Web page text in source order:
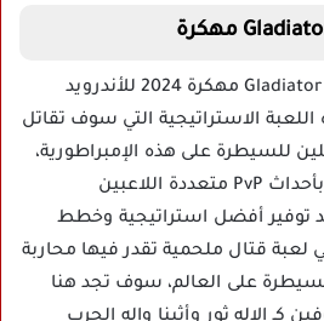
قم بتحميل لعبة Gladiator Heroes مهكرة 2024 للأندرويد
الاستراتيجية التي سوف تقاتل
للسيطرة على هذه الإمبراطورية،
حيث أنك سوف تستمتع بأحداث PvP متعددة اللاعبين
توفير أفضل استراتيجية وخطط
لعبة قتال ملحمية تقدر فيها محاربة
على العالم، سوف تجد هنا
كـ الإله ثور وأثينا وإله الحرب